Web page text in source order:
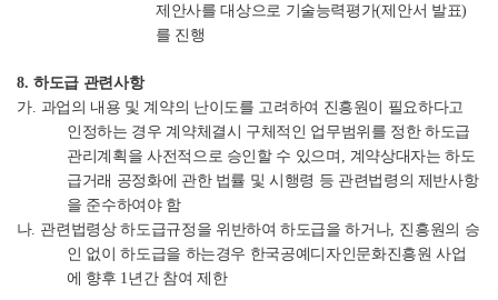
제안사를 대상으로 기술능력평가(제안서 발표)
를 진행
8. 하도급 관련사항
가. 과업의 내용 및 계약의 난이도를 고려하여 진흥원이 필요하다고
인정하는 경우 계약체결시 구체적인 업무범위를 정한 하도급
관리계획을 사전적으로 승인할 수 있으며
계약상대자는 하도
급거래 공정화에 관한 법률 및 시행령 등 관련법령의 제반사항
을 준수하여야 함
나. 관련법령상 하도급규정을 위반하여 하도급을 하거나, 진흥원의 승
인 없이 하도급을 하는경우 한국공예디자인문화진흥원 사업
에 향후 1 년간 참여 제한